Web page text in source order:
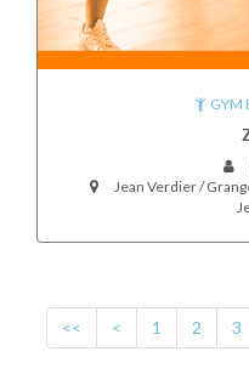
GYM
Jean Verdier /
<< < 1 2 3